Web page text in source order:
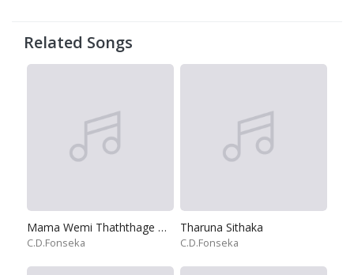
Related Songs
Mama Wemi Thaththage Bada Pissi
C.D.Fonseka
Tharuna Sithaka
C.D.Fonseka